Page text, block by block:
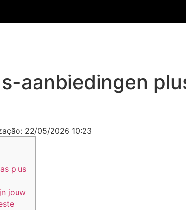
aanbiedingen
22/05/2026 10:23
plus
jouw